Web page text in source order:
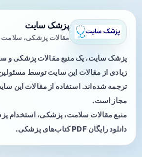
پزشک سایت
مقالات پزشکی،
پزشک سایت، یک منبع مقالات پزشکی
زیادی از مقالات این سایت توسط
ترجمه شده‌اند. استفاده از مقالات این
مجاز است.
منبع مقالات سلامت، پزشکی، استخدام
دانلود رایگان PDF کتاب‌های پزشکی.